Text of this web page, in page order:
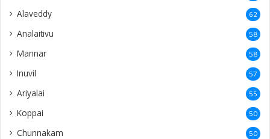
Alaveddy 62
Analaitivu 58
Mannar 58
Inuvil 57
Ariyalai 55
Koppai 50
Chunnakam 50